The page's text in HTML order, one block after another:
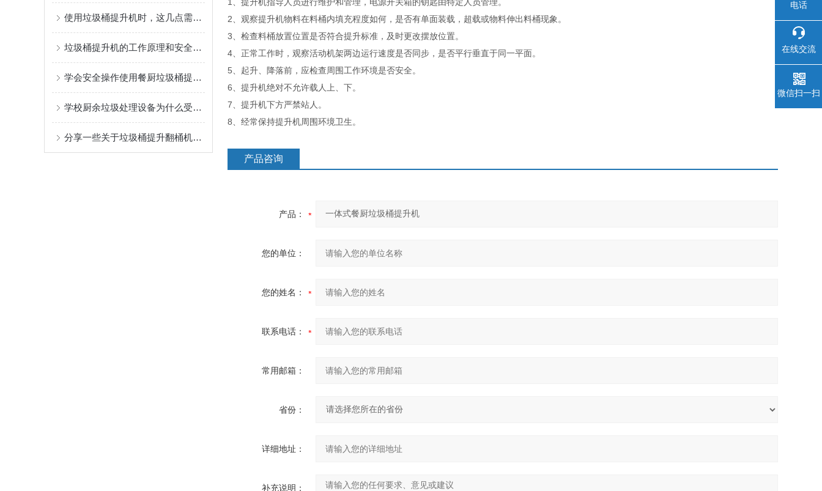
使用垃圾桶提升机时，这几点需注意
垃圾桶提升机的工作原理和安全操作规程说明
学会安全操作使用餐厨垃圾桶提升机很重要
学校厨余垃圾处理设备为什么受到越来越高的关注？看完你就懂了
分享一些关于垃圾桶提升翻桶机的使用特点
2、观察提升机物料在料桶内填充程度如何，是否有单面装载，超载或物料伸出料桶现象。
3、检查料桶放置位置是否符合提升标准，及时更改摆放位置。
4、正常工作时，观察活动机架两边运行速度是否同步，是否平行垂直于同一平面。
5、起升、降落前，应检查周围工作环境是否安全。
6、提升机绝对不允许载人上、下。
7、提升机下方严禁站人。
8、经常保持提升机周围环境卫生。
产品咨询
产品：
您的单位：
您的姓名：
联系电话：
常用邮箱：
省份：
详细地址：
补充说明：
电话
在线交流
微信扫一扫